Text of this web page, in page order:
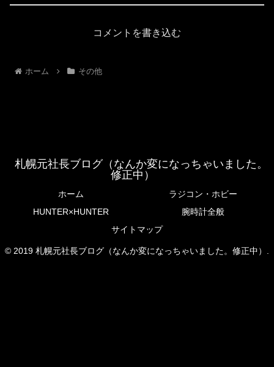
コメントを書き込む
ホーム その他
札幌元社長ブログ（なんか変になっちゃいました。
修正中）
ホーム
ラジコン・ホビー
HUNTER×HUNTER
腕時計全般
サイトマップ
© 2019 札幌元社長ブログ（なんか変になっちゃいました。修正中）.